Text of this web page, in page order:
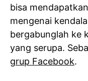
bisa
mengenai
bergabunglah ke
yang serupa.
grup Facebook.